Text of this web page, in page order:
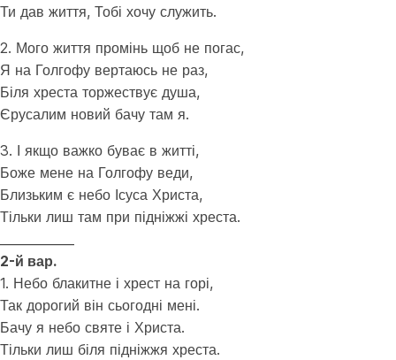
Ти дав життя, Тобі хочу служить.
2. Мого життя промінь щоб не погас,
Я на Голгофу вертаюсь не раз,
Біля хреста торжествує душа,
Єрусалим новий бачу там я.
3. І якщо важко буває в житті,
Боже мене на Голгофу веди,
Близьким є небо Ісуса Христа,
Тільки лиш там при підніжжі хреста.
2-й вар.
1. Небо блакитне і хрест на горі,
Так дорогий він сьогодні мені.
Бачу я небо святе і Христа.
Тільки лиш біля підніжжя хреста.